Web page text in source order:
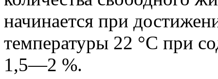
начинается при
температуры 22 °C при
1,5—2 %.